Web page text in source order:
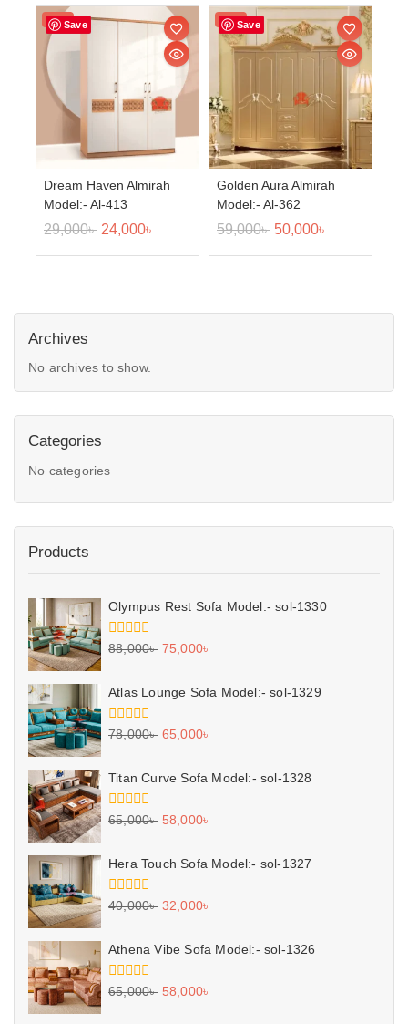
Save
Sale!
Dream Haven Almirah
Model:- Al-413
29,000৳ 24,000৳
Save
Sale!
Golden Aura Almirah
Model:- Al-362
59,000৳ 50,000৳
Archives
No archives to show.
Categories
No categories
Products
Olympus Rest Sofa Model:- sol-1330
0
5
88,000৳ 75,000৳
Atlas Lounge Sofa Model:- sol-1329
0
5
78,000৳ 65,000৳
Titan Curve Sofa Model:- sol-1328
0
5
65,000৳ 58,000৳
Hera Touch Sofa Model:- sol-1327
0
5
40,000৳ 32,000৳
Athena Vibe Sofa Model:- sol-1326
0
65,000৳ 58,000৳